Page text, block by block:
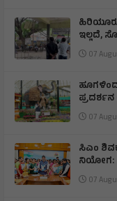
ಇಲ್ಲದೆ,
07
07
ಸಿಎಂ
ನಿಯೋಗ:
07